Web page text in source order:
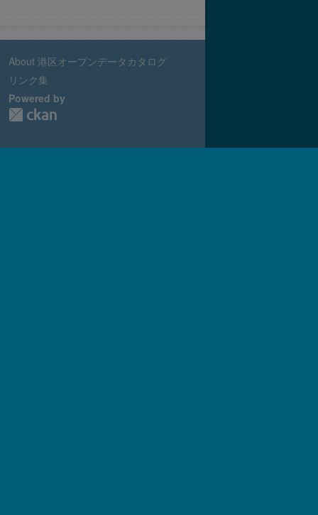
About 港区オープンデータカタログ
リンク集
Powered by